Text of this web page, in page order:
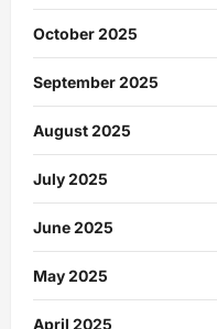
October 2025
September 2025
August 2025
July 2025
June 2025
May 2025
April 2025